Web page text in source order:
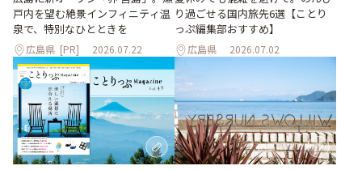
戸内を望む絶景インフィニティ温
泉で、特別なひとときを
広島県 [PR] 2026.07.22
り過ごせる国内旅先6選【ことり
っぷ編集部おすすめ】
広島県 2026.07.02